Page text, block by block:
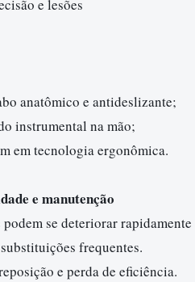
e lesões
anatômico e antideslizante;
instrumental na mão;
em tecnologia ergonômica.
e manutenção
se deteriorar rapidamente
frequentes.
e perda de eficiência.